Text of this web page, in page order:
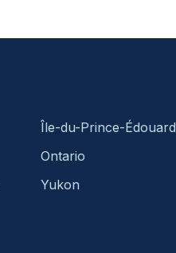
Île-du-Prince-Édouard
Ontario
Yukon